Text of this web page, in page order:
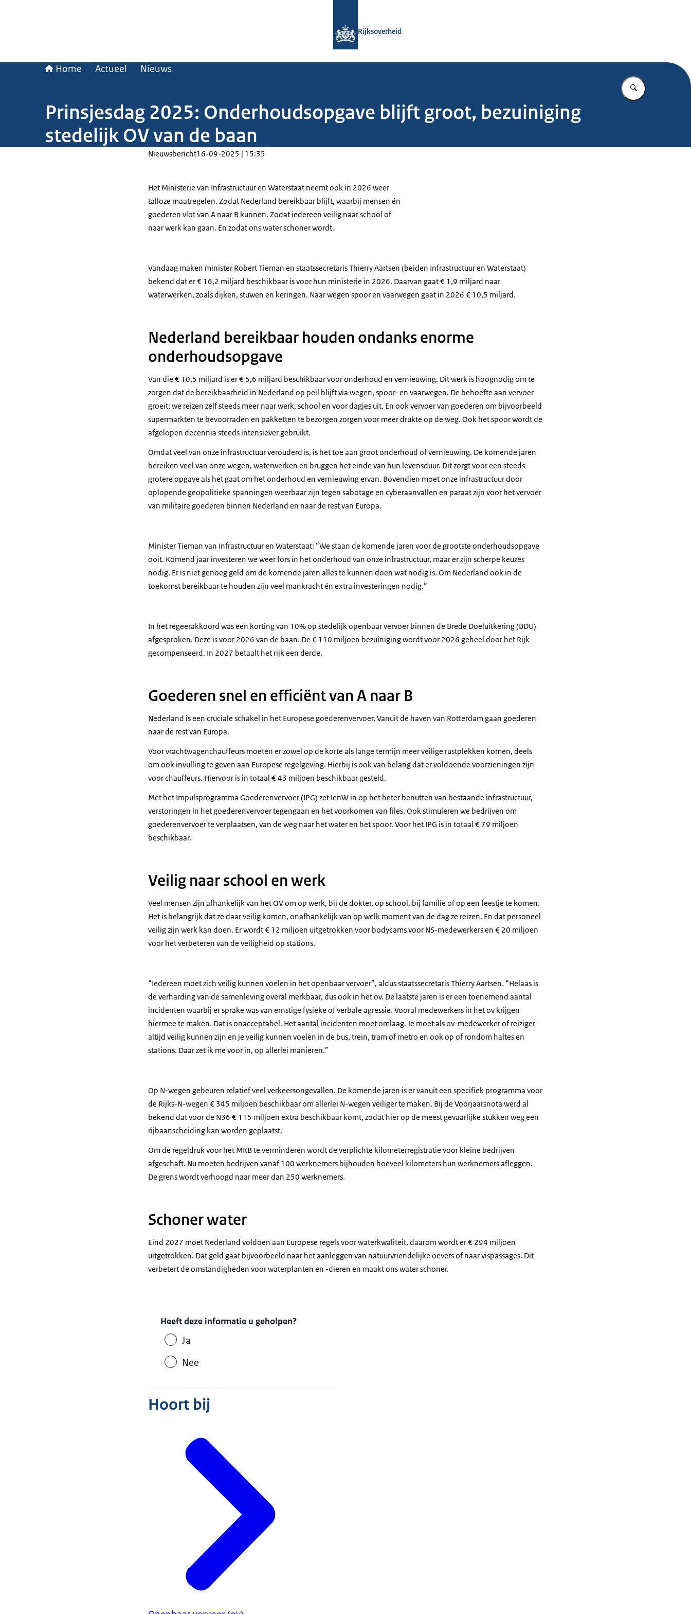
Rijksoverheid
Home Actueel Nieuws
Vul in wat u
Prinsjesdag 2025: Onderhoudsopgave blijft groot, bezuiniging
stedelijk OV van de baan
Nieuwsbericht16-09-2025 | 15:35
Het Ministerie van Infrastructuur en Waterstaat neemt ook in 2026 weer
talloze maatregelen. Zodat Nederland bereikbaar blijft, waarbij mensen én
goederen vlot van A naar B kunnen. Zodat iedereen veilig naar school of
naar werk kan gaan. En zodat ons water schoner wordt.
Vandaag maken minister Robert Tieman en staatssecretaris Thierry Aartsen (beiden Infrastructuur en Waterstaat)
bekend dat er € 16,2 miljard beschikbaar is voor hun ministerie in 2026. Daarvan gaat € 1,9 miljard naar
waterwerken, zoals dijken, stuwen en keringen. Naar wegen spoor en vaarwegen gaat in 2026 € 10,5 miljard.
Nederland bereikbaar houden ondanks enorme
onderhoudsopgave
Van die € 10,5 miljard is er € 5,6 miljard beschikbaar voor onderhoud en vernieuwing. Dit werk is hoognodig om te
zorgen dat de bereikbaarheid in Nederland op peil blijft via wegen, spoor- en vaarwegen. De behoefte aan vervoer
groeit; we reizen zelf steeds meer naar werk, school en voor dagjes uit. En ook vervoer van goederen om bijvoorbeeld
supermarkten te bevoorraden en pakketten te bezorgen zorgen voor meer drukte op de weg. Ook het spoor wordt de
afgelopen decennia steeds intensiever gebruikt.
Omdat veel van onze infrastructuur verouderd is, is het toe aan groot onderhoud of vernieuwing. De komende jaren
bereiken veel van onze wegen, waterwerken en bruggen het einde van hun levensduur. Dit zorgt voor een steeds
grotere opgave als het gaat om het onderhoud en vernieuwing ervan. Bovendien moet onze infrastructuur door
oplopende geopolitieke spanningen weerbaar zijn tegen sabotage en cyberaanvallen en paraat zijn voor het vervoer
van militaire goederen binnen Nederland en naar de rest van Europa.
Minister Tieman van Infrastructuur en Waterstaat: “We staan de komende jaren voor de grootste onderhoudsopgave
ooit. Komend jaar investeren we weer fors in het onderhoud van onze infrastructuur, maar er zijn scherpe keuzes
nodig. Er is niet genoeg geld om de komende jaren alles te kunnen doen wat nodig is. Om Nederland ook in de
toekomst bereikbaar te houden zijn veel mankracht én extra investeringen nodig.”
In het regeerakkoord was een korting van 10% op stedelijk openbaar vervoer binnen de Brede Doeluitkering (BDU)
afgesproken. Deze is voor 2026 van de baan. De € 110 miljoen bezuiniging wordt voor 2026 geheel door het Rijk
gecompenseerd. In 2027 betaalt het rijk een derde.
Goederen snel en efficiënt van A naar B
Nederland is een cruciale schakel in het Europese goederenvervoer. Vanuit de haven van Rotterdam gaan goederen
naar de rest van Europa.
Voor vrachtwagenchauffeurs moeten er zowel op de korte als lange termijn meer veilige rustplekken komen, deels
om ook invulling te geven aan Europese regelgeving. Hierbij is ook van belang dat er voldoende voorzieningen zijn
voor chauffeurs. Hiervoor is in totaal € 43 miljoen beschikbaar gesteld.
Met het Impulsprogramma Goederenvervoer (IPG) zet IenW in op het beter benutten van bestaande infrastructuur,
verstoringen in het goederenvervoer tegengaan en het voorkomen van files. Ook stimuleren we bedrijven om
goederenvervoer te verplaatsen, van de weg naar het water en het spoor. Voor het IPG is in totaal € 79 miljoen
beschikbaar.
Veilig naar school en werk
Veel mensen zijn afhankelijk van het OV om op werk, bij de dokter, op school, bij familie of op een feestje te komen.
Het is belangrijk dat ze daar veilig komen, onafhankelijk van op welk moment van de dag ze reizen. En dat personeel
veilig zijn werk kan doen. Er wordt € 12 miljoen uitgetrokken voor bodycams voor NS-medewerkers en € 20 miljoen
voor het verbeteren van de veiligheid op stations.
“Iedereen moet zich veilig kunnen voelen in het openbaar vervoer”, aldus staatssecretaris Thierry Aartsen. “Helaas is
de verharding van de samenleving overal merkbaar, dus ook in het ov. De laatste jaren is er een toenemend aantal
incidenten waarbij er sprake was van ernstige fysieke of verbale agressie. Vooral medewerkers in het ov krijgen
hiermee te maken. Dat is onacceptabel. Het aantal incidenten moet omlaag. Je moet als ov-medewerker of reiziger
altijd veilig kunnen zijn en je veilig kunnen voelen in de bus, trein, tram of metro en ook op of rondom haltes en
stations. Daar zet ik me voor in, op allerlei manieren.”
Op N-wegen gebeuren relatief veel verkeersongevallen. De komende jaren is er vanuit een specifiek programma voor
de Rijks-N-wegen € 345 miljoen beschikbaar om allerlei N-wegen veiliger te maken. Bij de Voorjaarsnota werd al
bekend dat voor de N36 € 115 miljoen extra beschikbaar komt, zodat hier op de meest gevaarlijke stukken weg een
rijbaanscheiding kan worden geplaatst.
Om de regeldruk voor het MKB te verminderen wordt de verplichte kilometerregistratie voor kleine bedrijven
afgeschaft. Nu moeten bedrijven vanaf 100 werknemers bijhouden hoeveel kilometers hun werknemers afleggen.
De grens wordt verhoogd naar meer dan 250 werknemers.
Schoner water
Eind 2027 moet Nederland voldoen aan Europese regels voor waterkwaliteit, daarom wordt er € 294 miljoen
uitgetrokken. Dat geld gaat bijvoorbeeld naar het aanleggen van natuurvriendelijke oevers of naar vispassages. Dit
verbetert de omstandigheden voor waterplanten en -dieren en maakt ons water schoner.
Heeft deze informatie u geholpen?
Ja
Nee
Hoort bij